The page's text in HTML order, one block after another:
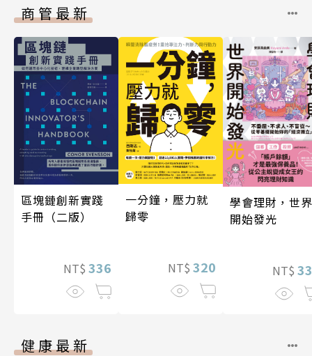
商管最新
區塊鏈創新實踐
手冊（二版）
NT$ 336
一分鐘，壓力就
歸零
NT$ 320
學會理財，世界
開始發光
NT$
健康最新